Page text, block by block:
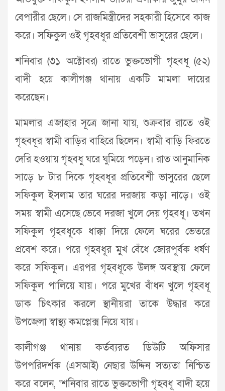
বেপারীর ছেলে। সে রাজমিস্ত্রীদের সহকারী হিসেবে কাজ
করে। সফিকুল ওই গৃহবধূর প্রতিবেশী ভাসুরের ছেলে।
শনিবার (৩১ অক্টোবর) রাতে ভুক্তভোগী গৃহবধূ (৫২)
বাদী হয়ে কালীগঞ্জ থানায় একটি মামলা দায়ের
করেছেন।
মামলার এজাহার সূত্রে জানা যায়, শুক্রবার রাতে ওই
গৃহবধূর স্বামী বাড়ির বাহিরে ছিলেন। স্বামী বাড়ি ফিরতে
দেরি হওয়ায় গৃহবধু ঘরে ঘুমিয়ে পড়েন। রাত আনুমানিক
সাড়ে ৮ টার দিকে গৃহবধূর প্রতিবেশী ভাসুরের ছেলে
সফিকুল ইসলাম তার ঘরের দরজায় কড়া নাড়ে। ওই
সময় স্বামী এসেছে ভেবে দরজা খুলে দেয় গৃহবধূ। তখন
সফিকুল গৃহবধূকে ধাক্কা দিয়ে ফেলে ঘরের ভেতরে
প্রবেশ করে। পরে গৃহবধূর মুখ বেঁধে জোরপূর্বক ধর্ষণ
করে সফিকুল। এরপর গৃহবধূকে উলঙ্গ অবস্থায় ফেলে
সফিকুল পালিয়ে যায়। পরে মুখের বাঁধন খুলে গৃহবধূ
ডাক চিৎকার করলে স্থানীয়রা তাকে উদ্ধার করে
উপজেলা স্বাস্থ্য কমপ্লেক্স নিয়ে যায়।
কালীগঞ্জ থানায় কর্তব্যরত ডিউটি অফিসার
উপপরিদর্শক (এসআই) নেছার উদ্দিন সত্যতা নিশ্চিত
করে বলেন, ‘শনিবার রাতে ভুক্তভোগী গৃহবধূ বাদী হয়ে